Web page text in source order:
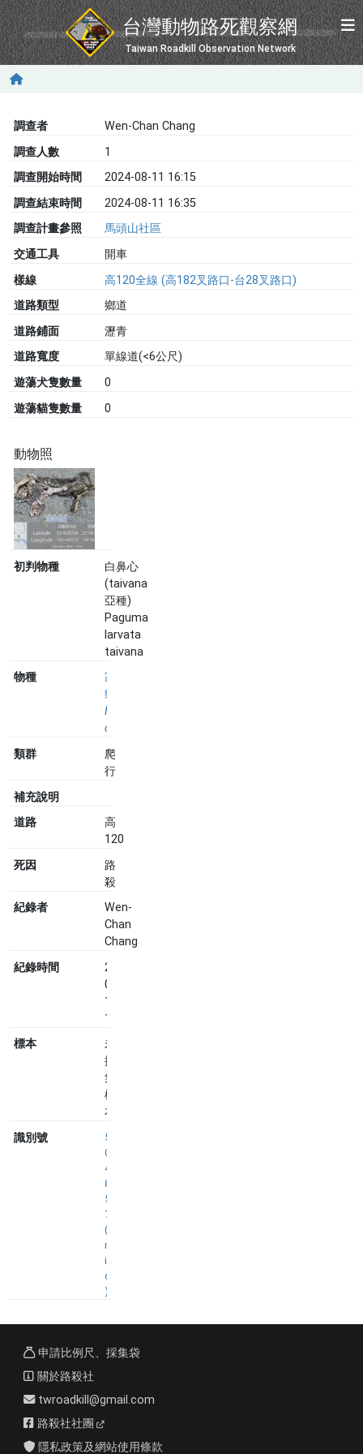
移至主內容
台灣動物路死觀察網
Taiwan Roadkill Observation Network
調查者
Wen-Chan Chang
調查人數
1
調查開始時間
2024-08-11 16:15
調查結束時間
2024-08-11 16:35
調查計畫參照
馬頭山社區
交通工具
開車
樣線
高120全線 (高182叉路口-台28叉路口)
道路類型
鄉道
道路鋪面
瀝青
道路寬度
單線道(<6公尺)
遊蕩犬隻數量
0
遊蕩貓隻數量
0
動物照
初判物種
白鼻心
(taivana
亞種)
Paguma
larvata
taivana
物種
家
貓
Felis
catus
類群
爬
行
補充說明
道路
高
120
死因
路
殺
紀錄者
Wen-
Chan
Chang
紀錄時間
2024-
08-
11
16:28
標本
未
採
集
標
本
識別號
5
0
4
8
5
7
(
n
i
d
)
申請比例尺、採集袋
關於路殺社
twroadkill@gmail.com
路殺社社團
隱私政策及網站使用條款